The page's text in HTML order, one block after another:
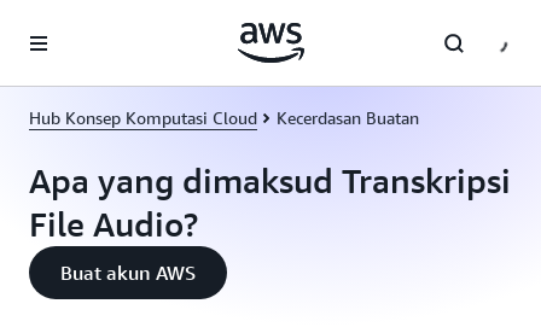
Hub Konsep Komputasi Cloud Kecerdasan Buatan
Apa yang dimaksud Transkripsi
File Audio?
Buat akun AWS